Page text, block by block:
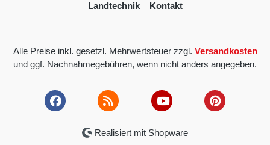
Landtechnik
Kontakt
Alle Preise inkl. gesetzl. Mehrwertsteuer zzgl. Versandkosten
und ggf. Nachnahmegebühren, wenn nicht anders angegeben.
Realisiert mit Shopware